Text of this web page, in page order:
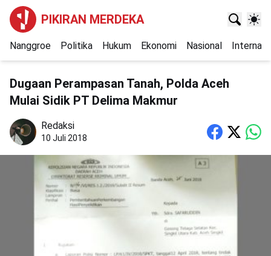
PIKIRAN MERDEKA
Nanggroe Politika Hukum Ekonomi Nasional
Dugaan Perampasan Tanah, Polda Aceh
Mulai Sidik PT Delima Makmur
Redaksi
10 Juli 2018